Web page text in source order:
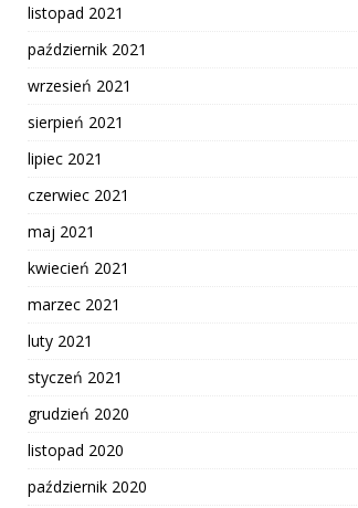
listopad 2021
październik 2021
wrzesień 2021
sierpień 2021
lipiec 2021
czerwiec 2021
maj 2021
kwiecień 2021
marzec 2021
luty 2021
styczeń 2021
grudzień 2020
listopad 2020
październik 2020